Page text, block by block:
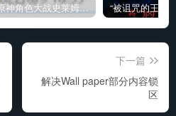
原神角色大战史莱姆与丘丘人高质量视频
下一篇
解决Wall paper部分内容锁
区